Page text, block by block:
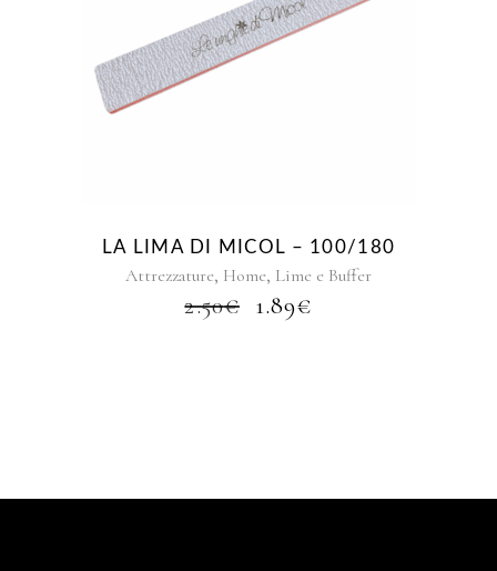
LA LIMA DI MICOL – 100/180
Attrezzature, Home, Lime e Buffer
2.50€ IL
PREZZO
1.89€